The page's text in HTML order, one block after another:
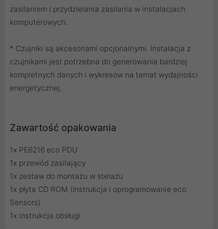
zasilaniem i przydzielania zasilania w instalacjach
komputerowych.
* Czujniki są akcesoriami opcjonalnymi. Instalacja z
czujnikami jest potrzebna do generowania bardziej
kompletnych danych i wykresów na temat wydajności
energetycznej.
Zawartość opakowania
1x PE6216 eco PDU
1x przewód zasilający
1x zestaw do montażu w stelażu
1x płyta CD ROM (instrukcja i oprogramowanie eco
Sensors)
1x instrukcja obsługi